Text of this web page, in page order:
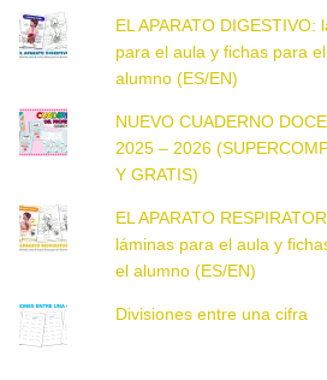
EL APARATO DIGESTIVO:
para el aula y fichas para el
alumno (ES/EN)
NUEVO CUADERNO
2025 – 2026
Y GRATIS)
EL APARATO
láminas para el aula y
el alumno (ES/EN)
Divisiones entre una cifra